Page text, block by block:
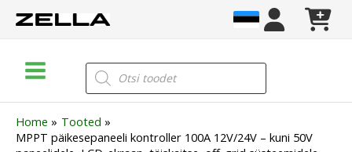
Menu
Products
search
Home
Tooted
MPPT päikesepaneeli kontroller 100A 12V/24V – kuni 50V